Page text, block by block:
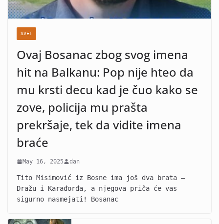
SVET
Ovaj Bosanac zbog svog imena
hit na Balkanu: Pop nije hteo da
mu krsti decu kad je čuo kako se
zove, policija mu prašta
prekršaje, tek da vidite imena
braće
May 16, 2025 dan
Tito Misimović iz Bosne ima još dva brata –
Dražu i Karađorđa, a njegova priča će vas
sigurno nasmejati! Bosanac